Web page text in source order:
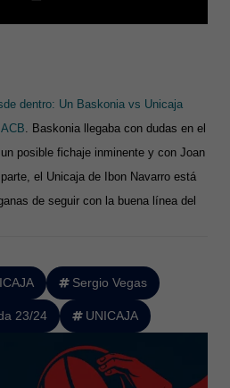
dentro: Un Baskonia vs Unicaja
. Baskonia llegaba con dudas en el
posible fichaje inminente y con Joan
el Unicaja de Ibon Navarro está
de seguir con la buena línea del
Sergio Vegas
23/24 UNICAJA